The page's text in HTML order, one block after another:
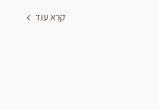
קרא עוד